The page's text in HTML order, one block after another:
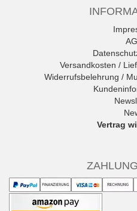
Versandkosten /
Widerrufsbelehrung /
Vertrag